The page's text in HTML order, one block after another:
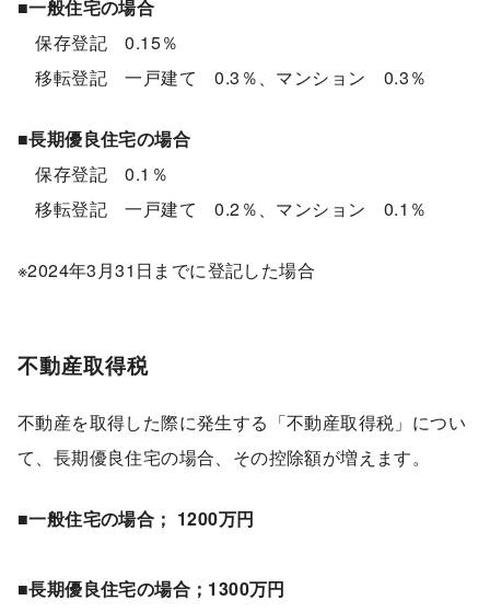
■一般住宅の場合
保存登記 0.15％
移転登記 一戸建て 0.3％、マンション 0.3％
■長期優良住宅の場合
保存登記 0.1％
移転登記 一戸建て 0.2％、マンション 0.1％
※2024年3月31日までに登記した場合
不動産取得税
不動産を取得した際に発生する「不動産取得税」につい
て、長期優良住宅の場合、その控除額が増えます。
■一般住宅の場合 ； 1200万円
■長期優良住宅の場合 ；1300万円